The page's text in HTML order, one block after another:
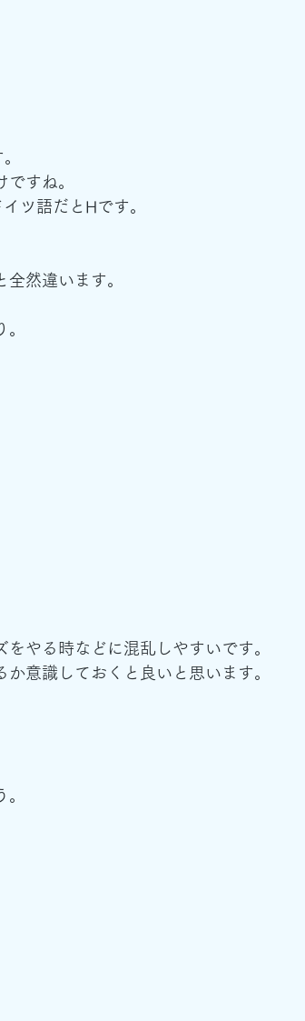
すね。
ツ語だとHです。
全然違います。
やる時などに混乱しやすいです。
意識しておくと良いと思います。